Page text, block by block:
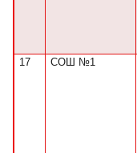
17 СОШ №1